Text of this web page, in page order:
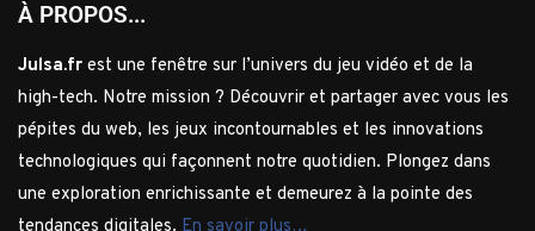
À PROPOS...
Julsa.fr est une fenêtre sur l’univers du jeu vidéo et de la
high-tech. Notre mission ? Découvrir et partager avec vous les
pépites du web, les jeux incontournables et les innovations
technologiques qui façonnent notre quotidien. Plongez dans
une exploration enrichissante et demeurez à la pointe des